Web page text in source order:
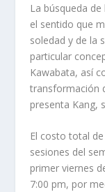
La búsqueda
el sentido que
soledad y de la
particular
Kawabata, así
transformación
presenta Kang,
El costo total
sesiones del
primer viernes
7:00 pm, por